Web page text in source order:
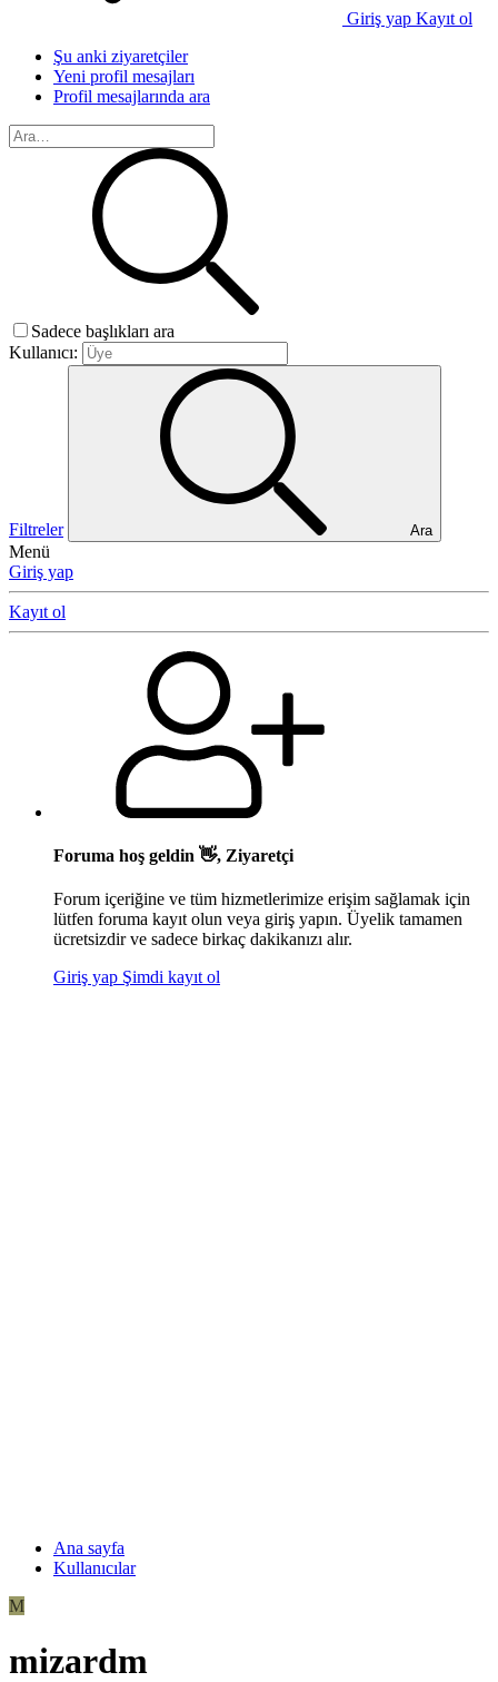
Giriş yap Kayıt ol
Şu anki ziyaretçiler
Yeni profil mesajları
Profil mesajlarında ara
Sadece başlıkları ara
Kullanıcı:
Filtreler Ara
Menü
Giriş yap
Kayıt ol
Foruma hoş geldin 👋, Ziyaretçi
Forum içeriğine ve tüm hizmetlerimize erişim sağlamak için
lütfen foruma kayıt olun veya giriş yapın. Üyelik tamamen
ücretsizdir ve sadece birkaç dakikanızı alır.
Giriş yap Şimdi kayıt ol
Ana sayfa
Kullanıcılar
M
mizardm